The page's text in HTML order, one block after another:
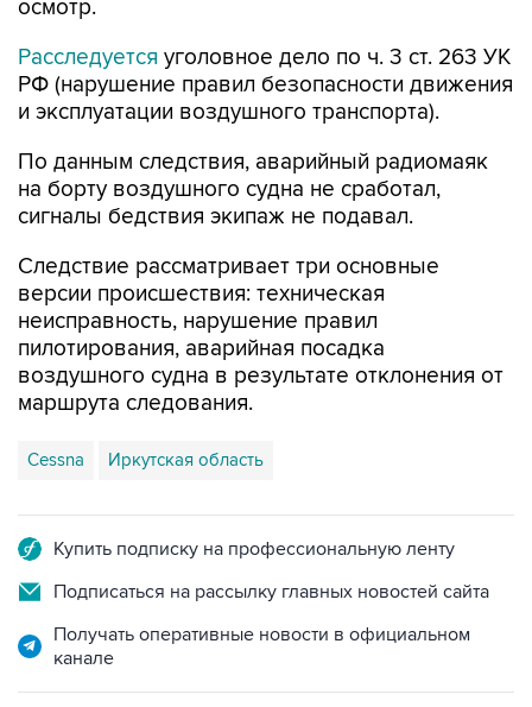
осмотр.
Расследуется уголовное дело по ч. 3 ст. 263 УК
РФ (нарушение правил безопасности движения
и эксплуатации воздушного транспорта).
По данным следствия, аварийный радиомаяк
на борту воздушного судна не сработал,
сигналы бедствия экипаж не подавал.
Следствие рассматривает три основные
версии происшествия: техническая
неисправность, нарушение правил
пилотирования, аварийная посадка
воздушного судна в результате отклонения от
маршрута следования.
Cessna Иркутская область
Купить подписку на профессиональную ленту
Подписаться на рассылку главных новостей сайта
Получать оперативные новости в официальном
канале